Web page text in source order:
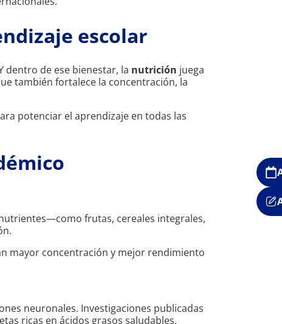
escolar
dentro de ese bienestar, la nutrición juega
también fortalece la concentración, la
potenciar el aprendizaje en todas las
frutas, cereales integrales,
mayor concentración y mejor rendimiento
neuronales. Investigaciones publicadas
ricas en ácidos grasos saludables.